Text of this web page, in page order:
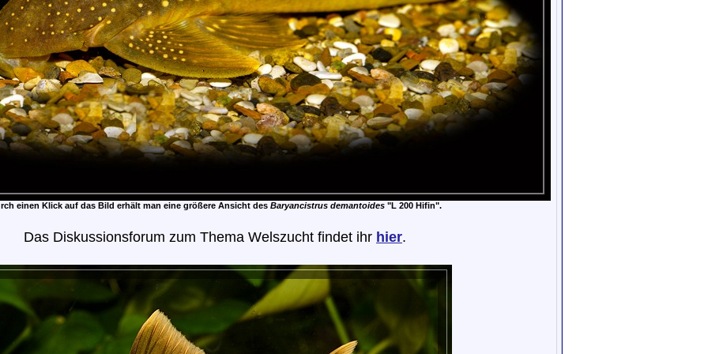
einen Klick auf das Bild erhält man eine größere Ansicht des Baryancistrus demantoides"L 200 Hifin".
Das Diskussionsforum zum Thema Welszucht findet ihr hier.